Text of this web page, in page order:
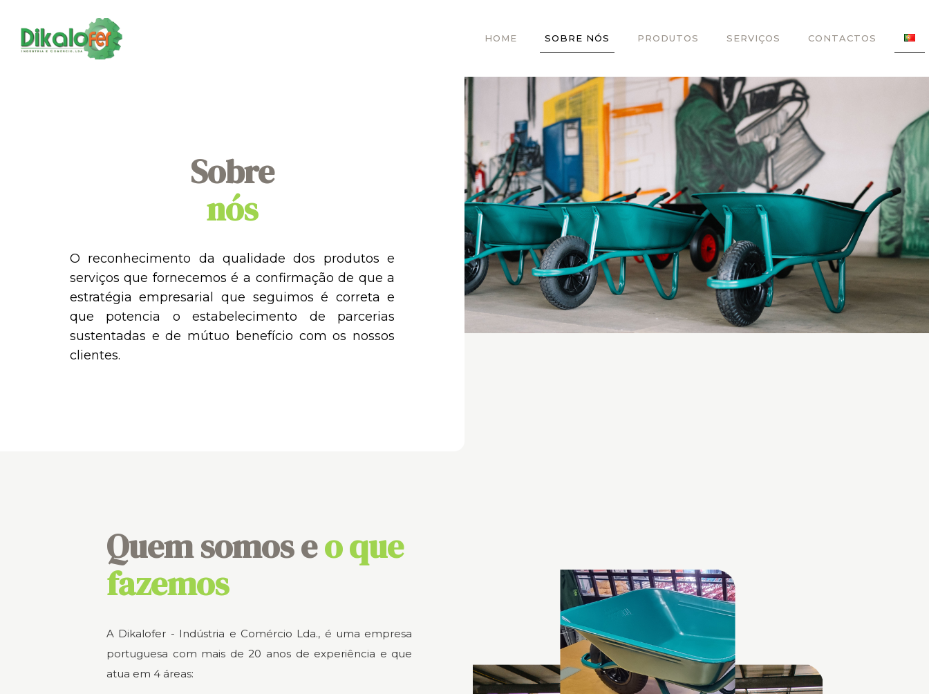
HOME SOBRE NÓS PRODUTOS SERVIÇOS CONTACTOS
Sobre
nós
O reconhecimento da qualidade dos produtos e
serviços que fornecemos é a confirmação de que a
estratégia empresarial que seguimos é correta e
que potencia o estabelecimento de parcerias
sustentadas e de mútuo benefício com os nossos
clientes.
Quem somos eo que
fazemos
A Dikalofer - Indústria e Comércio Lda., é uma empresa
portuguesa com mais de 20 anos de experiência e que
atua em 4 áreas: